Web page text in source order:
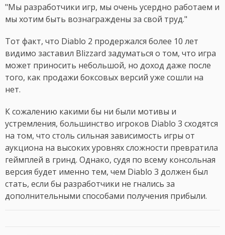
"Мы разработчики игр, мы очень усердно работаем и
мы хотим быть вознаграждены за свой труд."
Тот факт, что Diablo 2 продержался более 10 лет
видимо заставил Blizzard задуматься о том, что игра
может приносить небольшой, но доход даже после
того, как продажи боксовых версий уже сошли на
нет.
К сожалению какими бы ни были мотивы и
устремления, большинство игроков Diablo 3 сходятся
на том, что столь сильная зависимость игры от
аукциона на высоких уровнях сложности превратила
геймплей в гринд. Однако, судя по всему консольная
версия будет именно тем, чем Diablo 3 должен был
стать, если бы разработчики не гнались за
дополнительными способами получения прибыли.